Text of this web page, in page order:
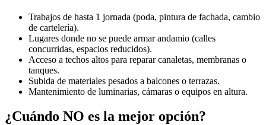
Trabajos de hasta 1 jornada (poda, pintura de fachada, cambio
de cartelería).
Lugares donde no se puede armar andamio (calles
concurridas, espacios reducidos).
Acceso a techos altos para reparar canaletas, membranas o
tanques.
Subida de materiales pesados a balcones o terrazas.
Mantenimiento de luminarias, cámaras o equipos en altura.
¿Cuándo NO es la mejor opción?